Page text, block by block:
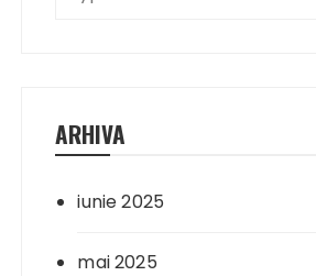
ARHIVA
iunie 2025
mai 2025